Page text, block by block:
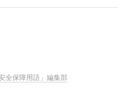
安全保障用語」編集部